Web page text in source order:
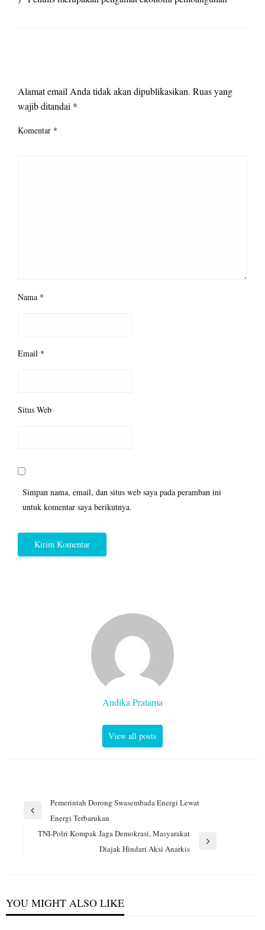
Alamat email Anda tidak akan dipublikasikan. Ruas yang
wajib ditandai *
Komentar *
Nama *
Email *
Situs Web
Simpan nama, email, dan situs web saya pada peramban ini
untuk komentar saya berikutnya.
Andika Pratama
View all posts
Navigasi
Previous
Pemerintah Dorong Swasembada Energi Lewat
Energi Terbarukan
TNI-Polri Kompak Jaga Demokrasi, Masyarakat
Diajak Hindari Aksi Anarkis
YOU MIGHT ALSO LIKE